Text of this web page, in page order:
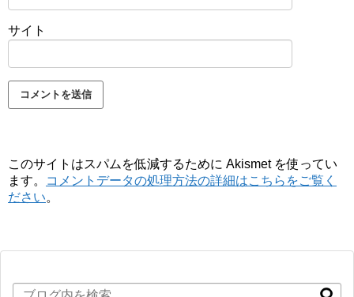
サイト
このサイトはスパムを低減するために Akismet を使ってい
ます。
コメントデータの処理方法の詳細はこちらをご覧く
ださい。